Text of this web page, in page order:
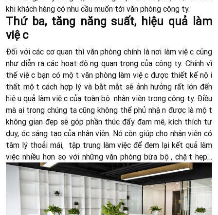
khi khách hàng có nhu cầu muốn tới văn phòng công ty.
Thứ ba, tăng năng suất, hiệu quả làm
việc
Đối với các cơ quan thì văn phòng chính là nơi làm việc cũng
như diễn ra các hoạt động quan trọng của công ty. Chính vì
thế việc bạn có một văn phòng làm việc được thiết kế nội
thất một cách hợp lý và bắt mắt sẽ ảnh hưởng rất lớn đến
hiệu quả làm việc của toàn bộ nhân viên trong công ty. Điều
mà ai trong chúng ta cũng không thể phủ nhận được là một
không gian đẹp sẽ góp phần thúc đẩy đam mê, kích thích tư
duy, óc sáng tạo của nhân viên. Nó còn giúp cho nhân viên có
tâm lý thoải mái, tập trung làm việc để đem lại kết quả làm
việc nhiều hơn so với những văn phòng bừa bộ, chật hẹp…